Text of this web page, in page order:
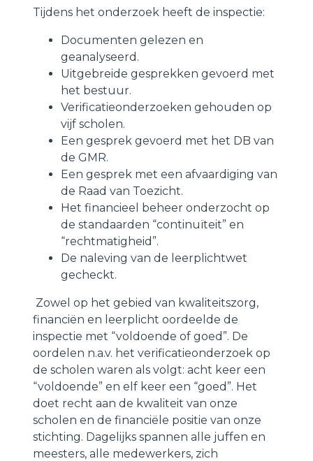
Tijdens het onderzoek heeft de inspectie:
Documenten gelezen en
geanalyseerd.
Uitgebreide gesprekken gevoerd met
het bestuur.
Verificatieonderzoeken gehouden op
vijf scholen.
Een gesprek gevoerd met het DB van
de GMR.
Een gesprek met een afvaardiging van
de Raad van Toezicht.
Het financieel beheer onderzocht op
de standaarden “continuïteit” en
“rechtmatigheid”.
De naleving van de leerplichtwet
gecheckt.
Zowel op het gebied van kwaliteitszorg,
financiën en leerplicht oordeelde de
inspectie met “voldoende of goed”. De
oordelen n.a.v. het verificatieonderzoek op
de scholen waren als volgt: acht keer een
“voldoende” en elf keer een “goed”. Het
doet recht aan de kwaliteit van onze
scholen en de financiële positie van onze
stichting. Dagelijks spannen alle juffen en
meesters, alle medewerkers, zich